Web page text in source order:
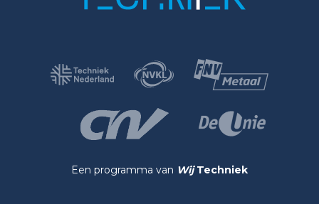
Een programma van Wij Techniek